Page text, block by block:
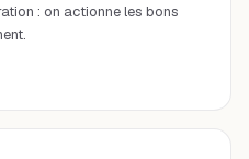
: on actionne les bons